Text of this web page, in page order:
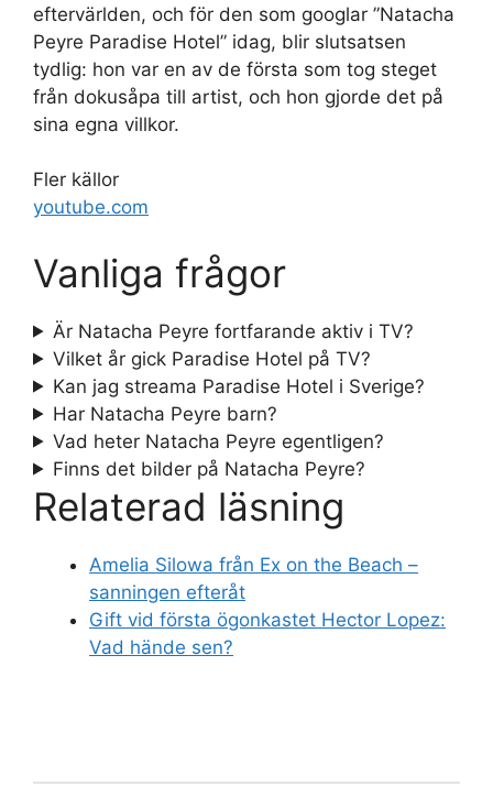
eftervärlden, och för den som googlar ”Natacha
Peyre Paradise Hotel” idag, blir slutsatsen
tydlig: hon var en av de första som tog steget
från dokusåpa till artist, och hon gjorde det på
sina egna villkor.
Fler källor
youtube.com
Vanliga frågor
Är Natacha Peyre fortfarande aktiv i TV?
Vilket år gick Paradise Hotel på TV?
Kan jag streama Paradise Hotel i Sverige?
Har Natacha Peyre barn?
Vad heter Natacha Peyre egentligen?
Finns det bilder på Natacha Peyre?
Relaterad läsning
Amelia Silowa från Ex on the Beach –
sanningen efteråt
Gift vid första ögonkastet Hector Lopez:
Vad hände sen?